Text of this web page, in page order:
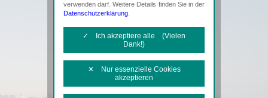
verwenden darf. Weitere Details finden Sie in der
Datenschutzerklärung
✓ Ich akzeptiere alle (Vielen
Dank!)
✕ Nur essenzielle Cookies
akzeptieren